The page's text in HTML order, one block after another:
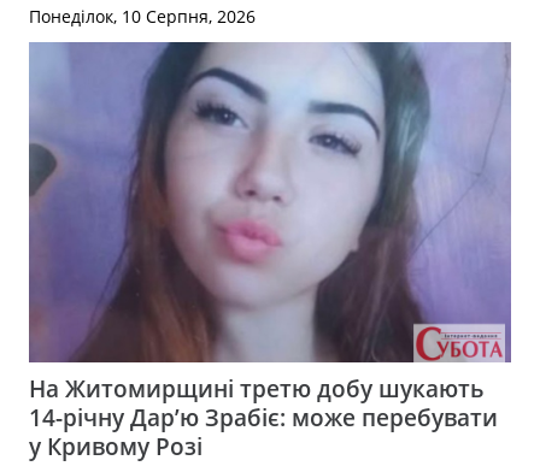
Понеділок, 10 Серпня, 2026
На Житомирщині третю добу шукають
14-річну Дар’ю Зрабіє: може перебувати
у Кривому Розі